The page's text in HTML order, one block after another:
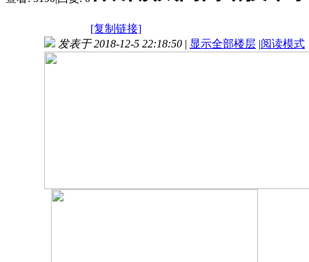
[复制链接]
发表于 2018-12-5 22:18:50 | 显示全部楼层 |阅读模式